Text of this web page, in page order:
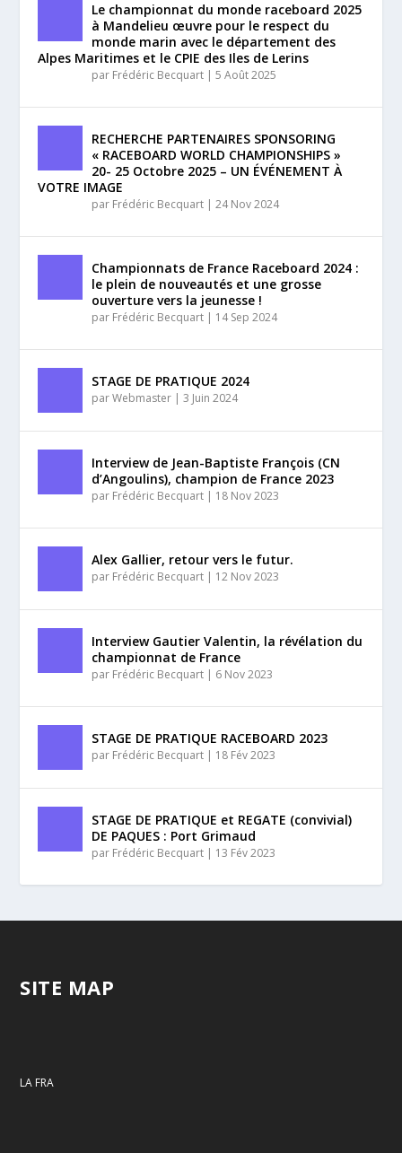
Le championnat du monde raceboard 2025
à Mandelieu œuvre pour le respect du
monde marin avec le département des
Alpes Maritimes et le CPIE des Iles de Lerins
par Frédéric Becquart |5 Août 2025
RECHERCHE PARTENAIRES SPONSORING
« RACEBOARD WORLD CHAMPIONSHIPS »
20- 25 Octobre 2025 – UN ÉVÉNEMENT À
VOTRE IMAGE
par Frédéric Becquart |24 Nov 2024
Championnats de France Raceboard 2024 :
le plein de nouveautés et une grosse
ouverture vers la jeunesse !
par Frédéric Becquart | 14 Sep 2024
STAGE DE PRATIQUE 2024
parWebmaster |3 Juin 2024
Interview de Jean-Baptiste François (CN
d’Angoulins), champion de France 2023
par Frédéric Becquart | 18 Nov 2023
Alex Gallier, retour vers le futur.
par Frédéric Becquart | 12 Nov 2023
Interview Gautier Valentin, la révélation du
championnat de France
par Frédéric Becquart | 6 Nov 2023
STAGE DE PRATIQUE RACEBOARD 2023
par Frédéric Becquart | 18 Fév 2023
STAGE DE PRATIQUE et REGATE (convivial)
DE PAQUES : Port Grimaud
par Frédéric Becquart | 13 Fév 2023
SITE MAP
LA FRA